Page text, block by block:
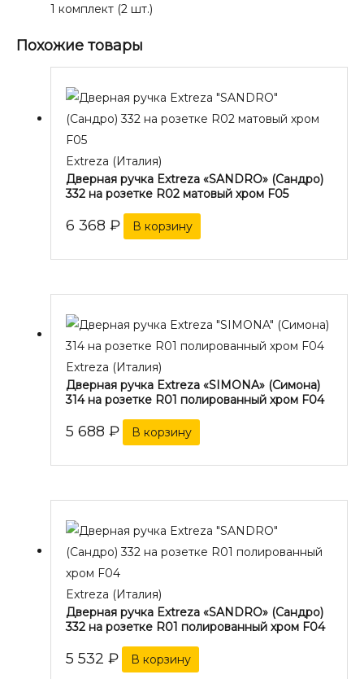
1 комплект (2 шт.)
Похожие товары
Extreza (Италия)
Дверная ручка Extreza «SANDRO» (Сандро)
332 на розетке R02 матовый хром F05
6 368 ₽ В корзину
Extreza (Италия)
Дверная ручка Extreza «SIMONA» (Симона)
314 на розетке R01 полированный хром F04
5 688 ₽ В корзину
Extreza (Италия)
Дверная ручка Extreza «SANDRO» (Сандро)
332 на розетке R01 полированный хром F04
5 532 ₽ В корзину